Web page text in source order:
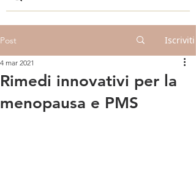
Post Iscriviti
Rimedi innovativi per la
menopausa e PMS
4 mar 2021